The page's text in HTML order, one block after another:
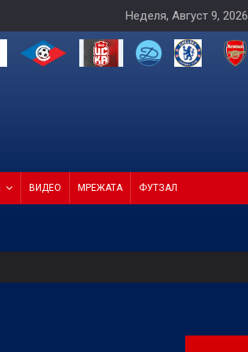
Неделя, Август 9, 2026
ВИДЕО МРЕЖАТА ФУТЗАЛ